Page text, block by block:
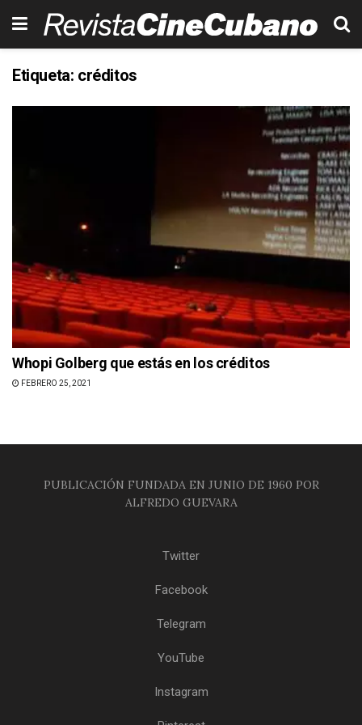
Etiqueta: créditos
Whopi Golberg que estás en los créditos
FEBRERO 25, 2021
PUBLICACIÓN FUNDADA EN JUNIO DE 1960 POR
ALFREDO GUEVARA
Twitter
Facebook
Telegram
YouTube
Instagram